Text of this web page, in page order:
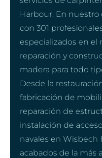
Harbour. En
con 301
especializados en
reparación y
madera para todo
Desde la
fabricación de
reparación de
instalación de
navales en Wisbech
acabados de la más